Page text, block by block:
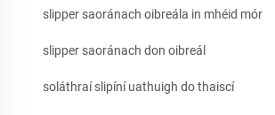
slipper saoránach oibreála in mhéid mór
slipper saoránach don oibreál
soláthraí slipíní uathuigh do thaiscí